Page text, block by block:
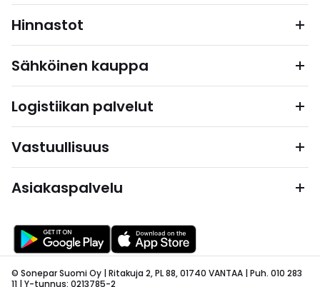
Hinnastot
Sähköinen kauppa
Logistiikan palvelut
Vastuullisuus
Asiakaspalvelu
© Sonepar Suomi Oy | Ritakuja 2, PL 88, 01740 VANTAA | Puh. 010 283
11 | Y-tunnus: 0213785-2